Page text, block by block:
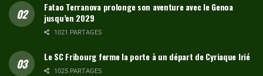
Fatao Terranova prolonge son aventure avec le Genoa
jusqu’en 2029
1021 PARTAGES
Le SC Fribourg ferme la porte à un départ de Cyriaque Irié
1025 PARTAGES